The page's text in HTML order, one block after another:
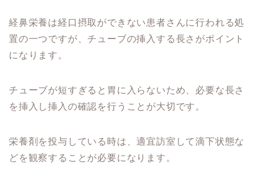
経鼻栄養は経口摂取ができない患者さんに行われる処
置の一つですが、チューブの挿入する長さがポイント
になります。
チューブが短すぎると胃に入らないため、必要な長さ
を挿入し挿入の確認を行うことが大切です。
栄養剤を投与している時は、適宜訪室して滴下状態な
どを観察することが必要になります。